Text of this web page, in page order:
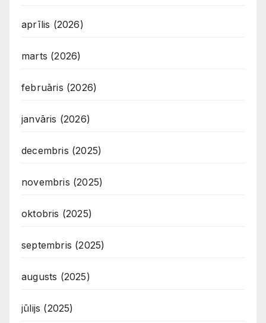
aprīlis (2026)
marts (2026)
februāris (2026)
janvāris (2026)
decembris (2025)
novembris (2025)
oktobris (2025)
septembris (2025)
augusts (2025)
jūlijs (2025)